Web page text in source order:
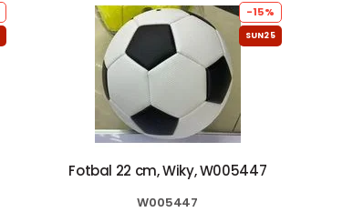
-15%
SUN25
Fotbal 22 cm, Wiky, W005447
W005447